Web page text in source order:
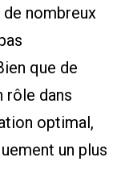
nombreux
que de
rôle dans
optimal,
un plus